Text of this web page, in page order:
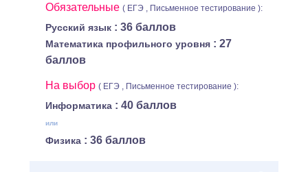
Обязательные ( ЕГЭ , Письменное тестирование ):
Русский язык : 36 баллов
Математика профильного уровня : 27
баллов
На выбор ( ЕГЭ , Письменное тестирование ):
Информатика : 40 баллов
или
Физика : 36 баллов